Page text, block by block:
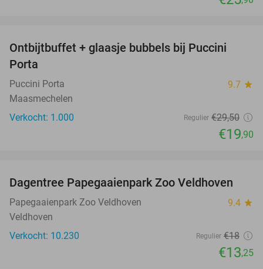
SOLD
OUT
Ontbijtbuffet + glaasje bubbels bij Puccini
Porta
Puccini Porta 9.7 star
Maasmechelen
Verkocht: 1.000
Regulier €29,50
€19,90
26%
Dagentree Papegaaienpark Zoo Veldhoven
Papegaaienpark Zoo Veldhoven 9.4 star
Veldhoven
Verkocht: 10.230
Regulier €18
€13,25